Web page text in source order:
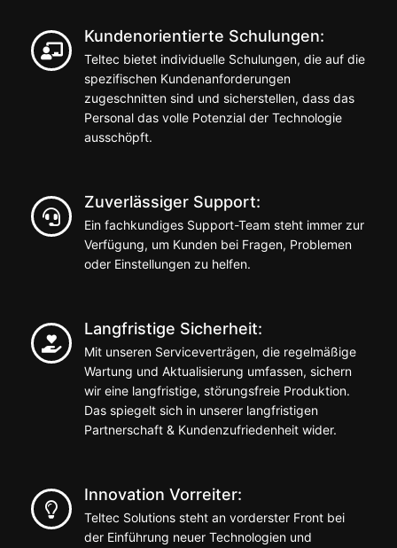
Kundenorientierte Schulungen:
Teltec bietet individuelle Schulungen, die auf die
spezifischen Kundenanforderungen
zugeschnitten sind und sicherstellen, dass das
Personal das volle Potenzial der Technologie
ausschöpft.
Zuverlässiger Support:
Ein fachkundiges Support-Team steht immer zur
Verfügung, um Kunden bei Fragen, Problemen
oder Einstellungen zu helfen.
Langfristige Sicherheit:
Mit unseren Serviceverträgen, die regelmäßige
Wartung und Aktualisierung umfassen, sichern
wir eine langfristige, störungsfreie Produktion.
Das spiegelt sich in unserer langfristigen
Partnerschaft & Kundenzufriedenheit wider.
Innovation Vorreiter:
Teltec Solutions steht an vorderster Front bei
der Einführung neuer Technologien und